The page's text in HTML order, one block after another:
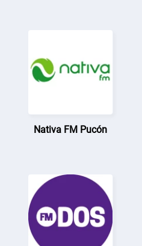
Nativa FM Pucón